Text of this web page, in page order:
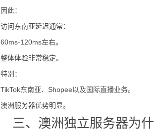
因此：
访问东南亚延迟通常：
60ms-120ms左右。
整体体验非常稳定。
特别：
TikTok东南亚、Shopee以及国际直播业务。
澳洲服务器优势明显。
三、澳洲独立服务器为